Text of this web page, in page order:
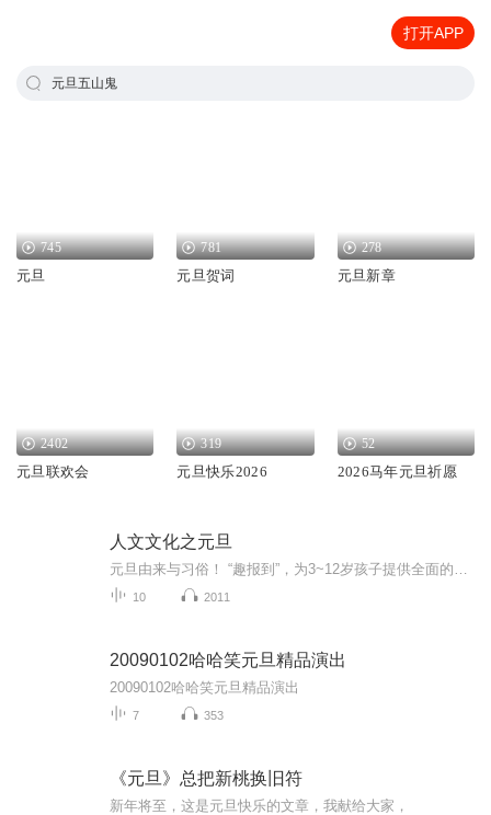
打开APP
元旦五山鬼
745
元旦
781
元旦贺词
278
元旦新章
2402
元旦联欢会
319
元旦快乐2026
52
2026马年元旦祈愿
人文文化之元旦
10 2011
20090102哈哈笑元旦精品演出
20090102哈哈笑元旦精品演出
7 353
《元旦》总把新桃换旧符
新年将至，这是元旦快乐的文章，我献给大家，